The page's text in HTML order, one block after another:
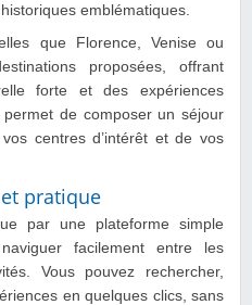
emblématiques.
que Florence, Venise ou
proposées, offrant
forte et des expériences
de composer un séjour
centres d’intérêt et de vos
pratique
par une plateforme simple
facilement entre les
Vous pouvez rechercher,
en quelques clics, sans